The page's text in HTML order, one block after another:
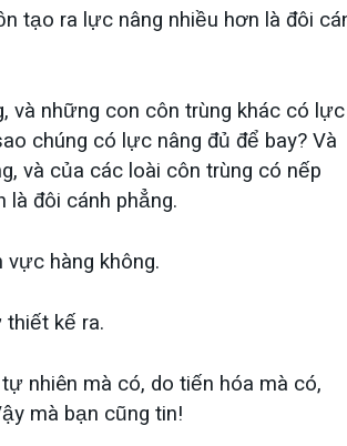
tạo ra lực nâng nhiều hơn là đôi
và những con côn trùng khác có lực
chúng có lực nâng đủ để bay? Và
và của các loài côn trùng có nếp
là đôi cánh phẳng.
hàng không.
kế ra.
nhiên mà có, do tiến hóa mà có,
mà bạn cũng tin!